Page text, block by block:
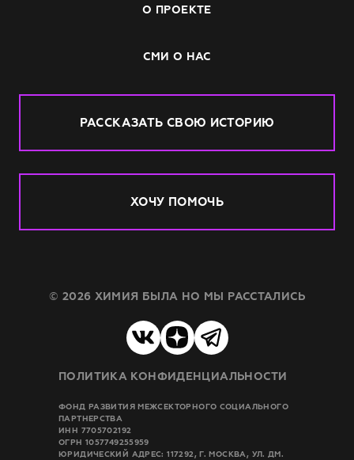
О ПРОЕКТЕ
СМИ О НАС
РАССКАЗАТЬ СВОЮ ИСТОРИЮ
ХОЧУ ПОМОЧЬ
© 2026 ХИМИЯ БЫЛА НО МЫ РАССТАЛИСЬ
ПОЛИТИКА КОНФИДЕНЦИАЛЬНОСТИ
ФОНД РАЗВИТИЯ МЕЖСЕКТОРНОГО СОЦИАЛЬНОГО
ПАРТНЕРСТВА
ИНН 7705702192
ОГРН 1057749255959
ЮРИДИЧЕСКИЙ АДРЕС: 117292, Г. МОСКВА, УЛ. ДМ.